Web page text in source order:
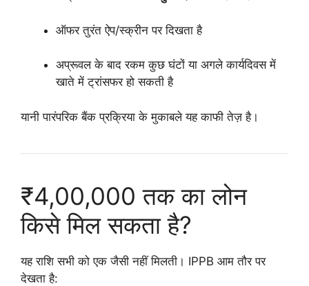
ऑफर तुरंत ऐप/स्क्रीन पर दिखता है
अप्रूवल के बाद रकम कुछ घंटों या अगले कार्यदिवस में
खाते में ट्रांसफर हो सकती है
यानी पारंपरिक बैंक प्रक्रिया के मुकाबले यह काफी तेज़ है।
₹4,00,000 तक का लोन
किसे मिल सकता है?
यह राशि सभी को एक जैसी नहीं मिलती। IPPB आम तौर पर
देखता है: